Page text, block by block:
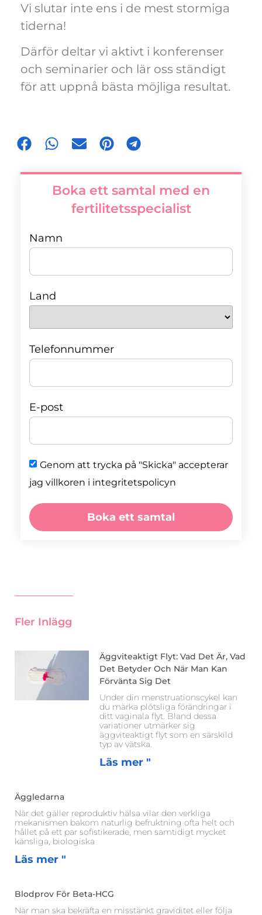
Vi slutar inte ens i de mest stormiga
tiderna!
Därför deltar vi aktivt i konferenser
och seminarier och lär oss ständigt
för att uppnå bästa möjliga resultat.
Boka ett samtal med en
fertilitetsspecialist
Namn
Land
Telefonnummer
E-post
Genom att trycka på "Skicka" accepterar
jag villkoren i integritetspolicyn
Boka ett samtal
Fler Inlägg
Äggviteaktigt Flyt: Vad Det Är, Vad
Det Betyder Och När Man Kan
Förvänta Sig Det
Under din menstruationscykel kan
du märka plötsliga förändringar i
ditt vaginala flyt. Bland dessa
variationer utmärker sig
äggviteaktigt flyt som en särskild
typ av vätska.
Läs mer "
Äggledarna
När det gäller reproduktiv hälsa vilar den verkliga
mekanismen bakom naturlig befruktning ofta helt och
hållet på ett par sofistikerade, men samtidigt mycket
känsliga, biologiska
Läs mer "
Blodprov För Beta-HCG
När man ska bekräfta en misstänkt graviditet eller följa